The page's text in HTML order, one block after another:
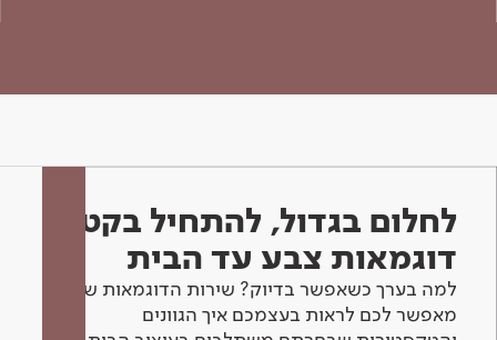
לחלום בגדול, להתחיל בקטן -
דוגמאות צבע עד הבית
למה בערך כשאפשר בדיוק? שירות הדוגמאות שלנו
מאפשר לכם לראות בעצמכם איך הגוונים